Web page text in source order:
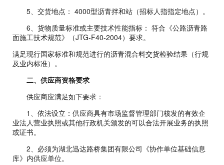
5、交货地点： 4000型沥青拌和站（招标人指指定地点）。
6、货物质量标准或主要技术性能指标： 符合《公路沥青路
面施工技术规范》（JTG-F40-2004）要求。
满足现行国家标准和规范进行的沥青混合料交货检验结果（行规
及业内标准）。
二、供应商资格要求
供应商应满足如下要求：
1、依法设立：供应商具有市场监督管理部门核发的有效企
业法人营业执照或其他行政机关颁发的可以合法开展业务的执照
或证书。
2、必须为湖北迅达路桥集团有限公司《协作单位基础信息
库》内供应单位。